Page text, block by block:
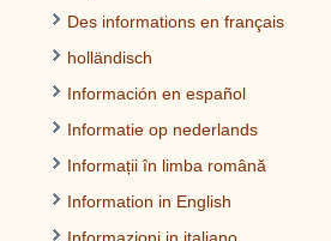
Des informations en français
holländisch
Información en español
Informatie op nederlands
Informații în limba română
Information in English